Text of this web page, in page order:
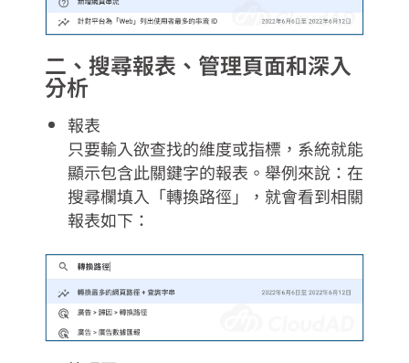
二、搜尋報表、管理頁面和深入
分析
報表
只要輸入欲查找的維度或指標，系統就能
顯示包含此關鍵字的報表。舉例來說：在
搜尋欄填入「轉換路徑」，就會看到相關
報表如下：